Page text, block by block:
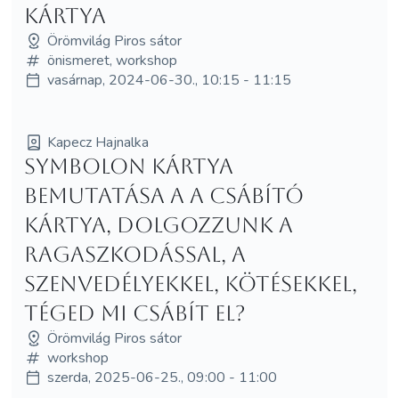
kártya
Örömvilág Piros sátor
önismeret, workshop
vasárnap, 2024-06-30., 10:15 - 11:15
Kapecz Hajnalka
Symbolon kártya
bemutatása a A Csábító
kártya, dolgozzunk a
ragaszkodással, a
szenvedélyekkel, kötésekkel,
téged mi csábít el?
Örömvilág Piros sátor
workshop
szerda, 2025-06-25., 09:00 - 11:00